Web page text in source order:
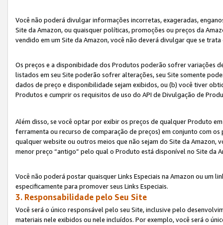
Você não poderá divulgar informações incorretas, exageradas,
Site da Amazon, ou quaisquer políticas, promoções ou preços da
vendido em um Site da Amazon, você não deverá divulgar que se
Os preços e a disponibidade dos Produtos poderão sofrer variações
listados em seu Site poderão sofrer alterações, seu Site somente
dados de preço e disponibilidade sejam exibidos, ou (b) você tiver
Produtos e cumprir os requisitos de uso do API de Divulgação de
Além disso, se você optar por exibir os preços de qualquer Produto
ferramenta ou recurso de comparação de preços) em conjunto com
qualquer website ou outros meios que não sejam do Site da Amazon,
menor preço “antigo” pelo qual o Produto está disponível no Site da
Você não poderá postar quaisquer Links Especiais na Amazon ou um
especificamente para promover seus Links Especiais.
3. Responsabilidade pelo Seu Site
Você será o único responsável pelo seu Site, inclusive pelo
materiais nele exibidos ou nele incluídos. Por exemplo, você será o